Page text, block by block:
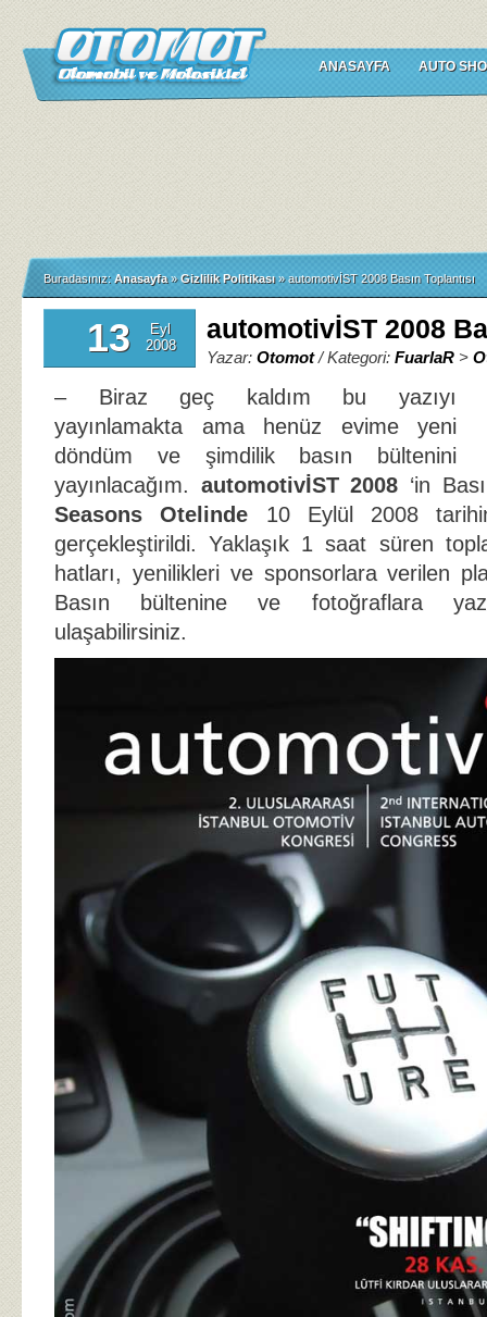
ANASAYFA AUTO
Buradasınız: Anasayfa » Gizlilik Politikası » automotivİST 2008 Basın Toplantısı
13
Eyl
2008
automotivİST 2008
Yazar: Otomot/ Kategori: FuarlaR >
– Biraz geç kaldım bu yazıyı
yayınlamakta ama henüz evime yeni
döndüm ve şimdilik basın bültenini
yayınlacağım. automotivİST 2008 ‘in
Seasons Otelinde 10 Eylül 2008
gerçekleştirildi. Yaklaşık 1 saat süren
hatları, yenilikleri ve sponsorlara verilen
Basın bültenine ve fotoğraflara
ulaşabilirsiniz.